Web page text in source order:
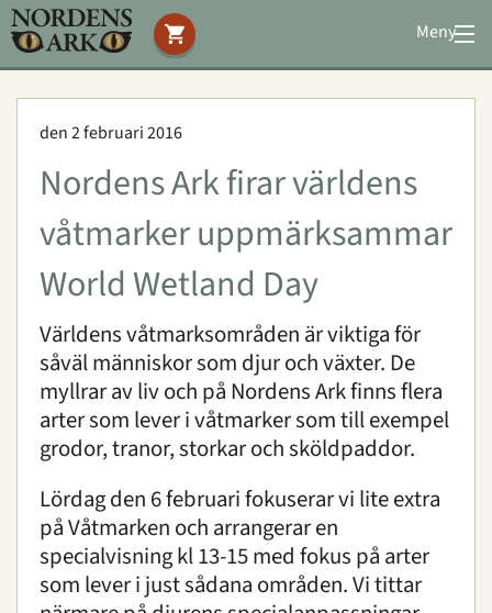
Meny
Stöd oss
Bevarande
Boende
Konferens
Om oss | Öppettider | Press
Sök
den 2 februari 2016
Nordens Ark firar världens
våtmarker uppmärksammar
World Wetland Day
Världens våtmarksområden är viktiga för
såväl människor som djur och växter. De
myllrar av liv och på Nordens Ark finns flera
arter som lever i våtmarker som till exempel
grodor, tranor, storkar och sköldpaddor.
Lördag den 6 februarifokuserar vi lite extra
på Våtmarken och arrangerar en
specialvisningkl 13-15med fokus på arter
som lever i just sådana områden. Vi tittar